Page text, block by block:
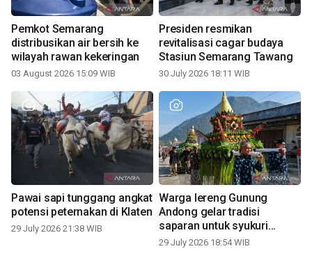
Pemkot Semarang
distribusikan air bersih ke
wilayah rawan kekeringan
03 August 2026 15:09 WIB
Presiden resmikan
revitalisasi cagar budaya
Stasiun Semarang Tawang
30 July 2026 18:11 WIB
Pawai sapi tunggang angkat
potensi peternakan di Klaten
29 July 2026 21:38 WIB
Warga lereng Gunung
Andong gelar tradisi
saparan untuk syukuri
panen
29 July 2026 18:54 WIB